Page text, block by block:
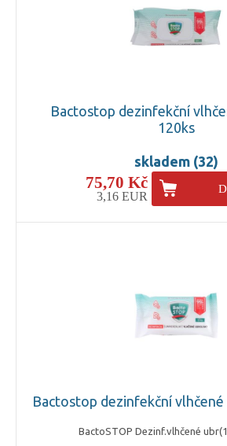
Bactostop dezinfekční
120ks
skladem (32)
75,70 Kč
3,16 EUR
Bactostop dezinfekční
BactoSTOP Dezinf.vlhčené